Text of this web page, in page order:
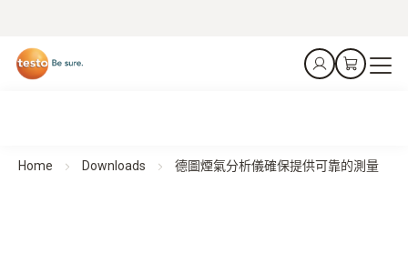
Home Downloads 德圖煙氣分析儀確保提供可靠的測量